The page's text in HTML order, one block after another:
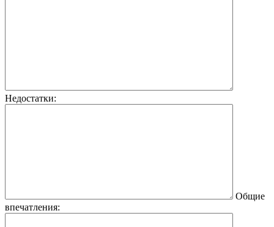
Недостатки:
Общие
впечатления: